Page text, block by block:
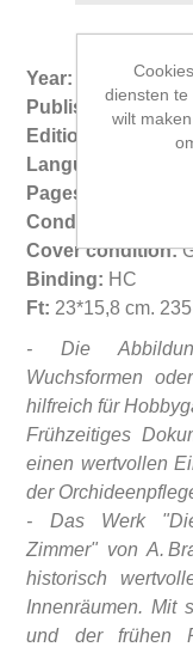
Year:
Publisher:
Edition:
1st
Language:
Pages:
Condition:
Cover condition:
Binding: HC
Ft: 23*15,8 cm. 235
- Die
Wuchsformen
hilfreich für
Frühzeitiges
einen wertvollen
der
- Das Werk "
Zimmer" von A.
historisch
Innenräumen. Mit
und der frühen
diensten te
wilt